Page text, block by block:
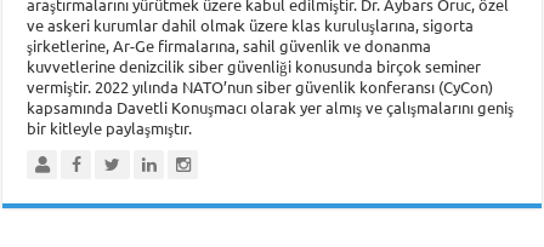
ve askeri kurumlar dahil olmak üzere klas kuruluşlarına, sigorta
şirketlerine, Ar-Ge firmalarına, sahil güvenlik ve donanma
kuvvetlerine denizcilik siber güvenliği konusunda birçok seminer
vermiştir. 2022 yılında NATO’nun siber güvenlik konferansı (CyCon)
kapsamında Davetli Konuşmacı olarak yer almış ve çalışmalarını geniş
bir kitleyle paylaşmıştır.